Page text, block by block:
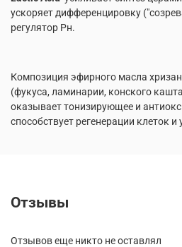
ускоряет дифференцировку
регулятор Рн.
Композиция эфирного масла
(фукуса, ламинарии, конского
оказывает тонизирующее и
способствует регенерации клеток
Отзывы
Отзывов еще никто не оставлял